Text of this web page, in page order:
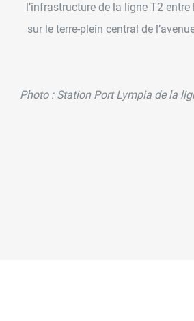
l’infrastructure de la ligne T2
sur le terre-plein central de
Photo : Station Port Lympia de la